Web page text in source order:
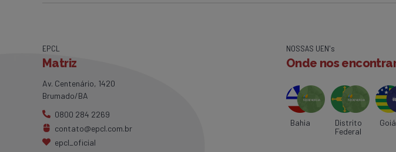
EPCL
Matriz
Av. Centenário, 1420
Brumado/BA
0800 284 2269
contato@epcl.com.br
epcl_oficial
NOSSAS UEN's
Onde nos
Bahia
Distrito
Federal